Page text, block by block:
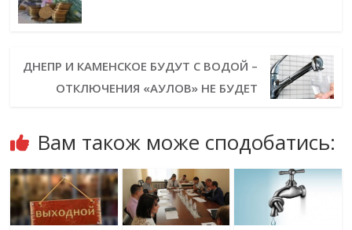
ДНЕПР И КАМЕНСКОЕ БУДУТ С ВОДОЙ –
ОТКЛЮЧЕНИЯ «АУЛОВ» НЕ БУДЕТ
Вам також може сподобатись: